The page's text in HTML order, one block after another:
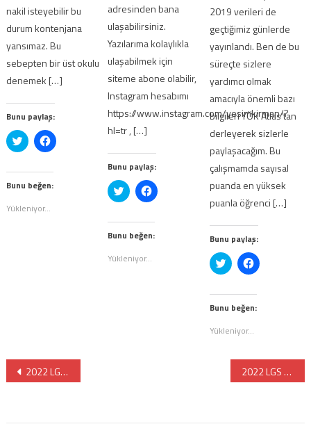
nakil isteyebilir bu
durum kontenjana
yansımaz. Bu
sebepten bir üst okulu
denemek […]
Bunu paylaş:
Twitter
üzerinde
tıklayın
(Yeni
pencerede
Facebook'ta
paylaşmak
(Yeni
pencerede
Bunu beğen:
Yükleniyor...
adresinden bana
ulaşabilirsiniz.
Yazılarıma kolaylıkla
ulaşabilmek için
siteme abone olabilir,
Instagram hesabımı
https://www.instagram.com/yesimkirman/?
hl=tr , […]
Bunu paylaş:
Twitter
üzerinde
tıklayın
(Yeni
pencerede
Facebook'ta
paylaşmak
(Yeni
pencerede
Bunu beğen:
Yükleniyor...
2019 verileri de
geçtiğimiz günlerde
yayınlandı. Ben de bu
süreçte sizlere
yardımcı olmak
amacıyla önemli bazı
bilgileri YÖK Atlas’tan
derleyerek sizlerle
paylaşacağım. Bu
çalışmamda sayısal
puanda en yüksek
puanla öğrenci […]
Bunu paylaş:
Twitter
üzerinde
tıklayın
(Yeni
pencerede
Facebook'ta
paylaşmak
(Yeni
pencerede
Bunu beğen:
Yükleniyor...
Yazı
2022 LGS Ekim Ayı Örnek Soruları Yayınlandı 2022 LGS Kasım Ayı Örnek Soruları Yayınlandı